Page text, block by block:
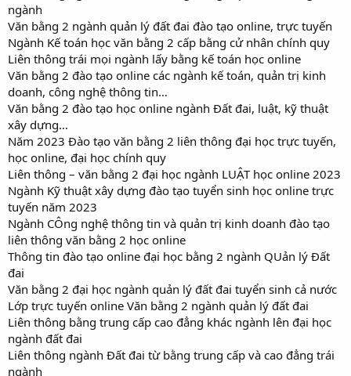
ngành
Văn bằng 2 ngành quản lý đất đai đào tạo online, trực tuyến
Ngành Kế toán học văn bằng 2 cấp bằng cử nhân chính quy
Liên thông trái mọi ngành lấy bằng kế toán học online
Văn bằng 2 đào tạo online các ngành kế toán, quản trị kinh
doanh, công nghệ thông tin…
Văn bằng 2 đào tạo học online ngành Đất đai, luật, kỹ thuật
xây dựng…
Năm 2023 Đào tạo văn bằng 2 liên thông đại học trực tuyến,
học online, đại học chính quy
Liên thông – văn bằng 2 đại học ngành LUẬT học online 2023
Ngành Kỹ thuật xây dựng đào tạo tuyển sinh học online trực
tuyến năm 2023
Ngành CÔng nghệ thông tin và quản trị kinh doanh đào tạo
liên thông văn bằng 2 học online
Thông tin đào tạo online đại học bằng 2 ngành QUản lý Đất
đai
Văn bằng 2 đại học ngành quản lý đất đai tuyển sinh cả nước
Lớp trực tuyến online Văn bằng 2 ngành quản lý đất đai
Liên thông bằng trung cấp cao đẳng khác ngành lên đại học
ngành đất đai
Liên thông ngành Đất đai từ bằng trung cấp và cao đẳng trái
ngành